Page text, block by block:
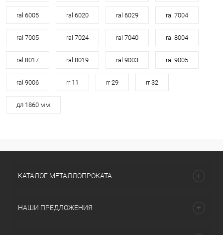
ral 6005 ral 6020 ral 6029 ral 7004
ral 7005 ral 7024 ral 7040 ral 8004
ral 8017 ral 8019 ral 9003 ral 9005
ral 9006 rr 11 rr 29 rr 32
дл 1860 мм
КАТАЛОГ МЕТАЛЛОПРОКАТА
НАШИ ПРЕДЛОЖЕНИЯ